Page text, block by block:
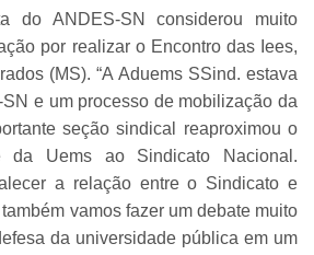
do ANDES-SN considerou muito
por realizar o Encontro das Iees,
(MS). “A Aduems SSind. estava
e um processo de mobilização da
seção sindical reaproximou o
da Uems ao Sindicato Nacional.
a relação entre o Sindicato e
vamos fazer um debate muito
da universidade pública em um